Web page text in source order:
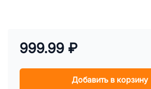
999.99 ₽
Добавить в корзину